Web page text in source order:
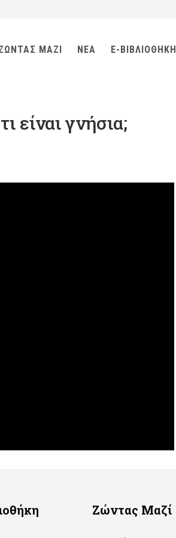
ΜΑΖΙ ΝΕΑ E-ΒΙΒΛΙΟΘΗΚΗ
γνήσια;
Ζώντας Μαζί